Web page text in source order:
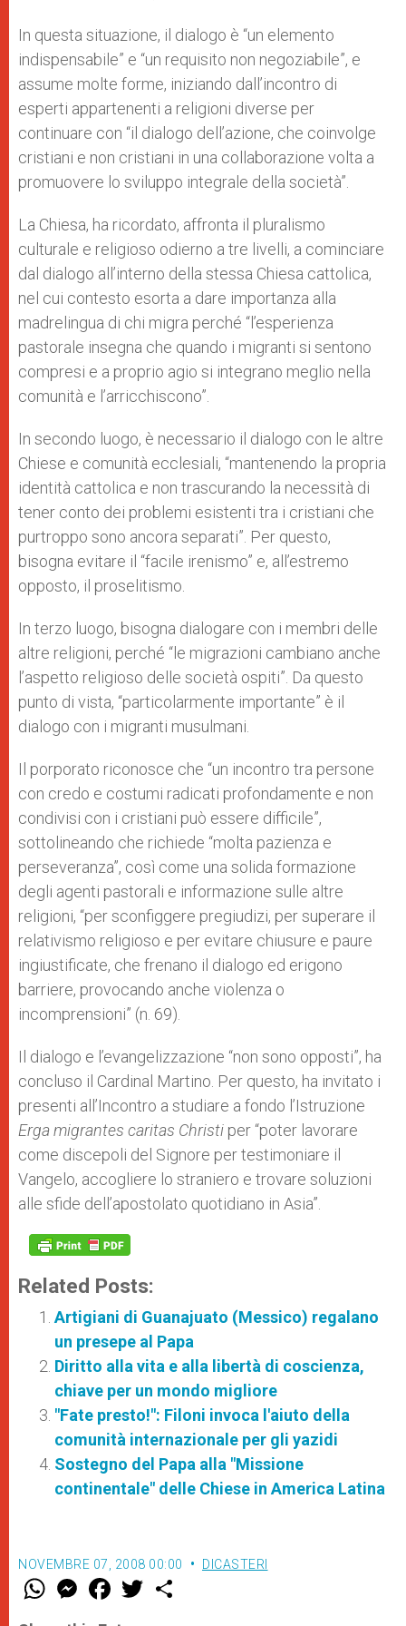
In questa situazione, il dialogo è “un elemento
indispensabile” e “un requisito non negoziabile”, e
assume molte forme, iniziando dall’incontro di
esperti appartenenti a religioni diverse per
continuare con “il dialogo dell’azione, che coinvolge
cristiani e non cristiani in una collaborazione volta a
promuovere lo sviluppo integrale della società”.
La Chiesa, ha ricordato, affronta il pluralismo
culturale e religioso odierno a tre livelli, a cominciare
dal dialogo all’interno della stessa Chiesa cattolica,
nel cui contesto esorta a dare importanza alla
madrelingua di chi migra perché “l’esperienza
pastorale insegna che quando i migranti si sentono
compresi e a proprio agio si integrano meglio nella
comunità e l’arricchiscono”.
In secondo luogo, è necessario il dialogo con le altre
Chiese e comunità ecclesiali, “mantenendo la propria
identità cattolica e non trascurando la necessità di
tener conto dei problemi esistenti tra i cristiani che
purtroppo sono ancora separati”. Per questo,
bisogna evitare il “facile irenismo” e, all’estremo
opposto, il proselitismo.
In terzo luogo, bisogna dialogare con i membri delle
altre religioni, perché “le migrazioni cambiano anche
l’aspetto religioso delle società ospiti”. Da questo
punto di vista, “particolarmente importante” è il
dialogo con i migranti musulmani.
Il porporato riconosce che “un incontro tra persone
con credo e costumi radicati profondamente e non
condivisi con i cristiani può essere difficile”,
sottolineando che richiede “molta pazienza e
perseveranza”, così come una solida formazione
degli agenti pastorali e informazione sulle altre
religioni, “per sconfiggere pregiudizi, per superare il
relativismo religioso e per evitare chiusure e paure
ingiustificate, che frenano il dialogo ed erigono
barriere, provocando anche violenza o
incomprensioni” (n. 69).
Il dialogo e l’evangelizzazione “non sono opposti”, ha
concluso il Cardinal Martino. Per questo, ha invitato i
presenti all’Incontro a studiare a fondo l’Istruzione
Erga migrantes caritas Christi per “poter lavorare
come discepoli del Signore per testimoniare il
Vangelo, accogliere lo straniero e trovare soluzioni
alle sfide dell’apostolato quotidiano in Asia”.
Related Posts:
Artigiani di Guanajuato (Messico) regalano
un presepe al Papa
Diritto alla vita e alla libertà di coscienza,
chiave per un mondo migliore
"Fate presto!": Filoni invoca l'aiuto della
comunità internazionale per gli yazidi
Sostegno del Papa alla "Missione
continentale" delle Chiese in America Latina
NOVEMBRE 07, 2008 00:00 DICASTERI
W M
e
F
a w